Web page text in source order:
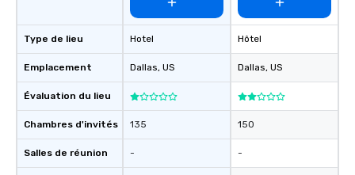
Type de lieu
Emplacement
Évaluation du lieu
Chambres d'invités
Salles de réunion
Hotel
Dallas, US
135
-
Hôtel
Dallas, US
150
-